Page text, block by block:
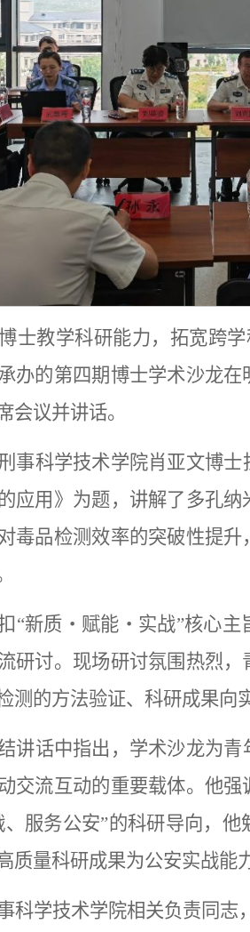
士教学科研能力，拓宽跨
办的第四期博士学术沙龙
会议并讲话。
事科学技术学院肖亚文博
应用》为题，讲解了多孔
毒品检测效率的突破性提
“新质・赋能・实战”核心
研讨。现场研讨氛围热烈
测的方法验证、科研成果向
讲话中指出，学术沙龙为
交流互动的重要载体。他
、服务公安”的科研导向，
质量科研成果为公安实战能
科学技术学院相关负责同志